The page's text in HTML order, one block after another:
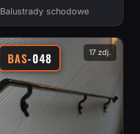
Balustrady schodowe
BAS-048 17 zdj.